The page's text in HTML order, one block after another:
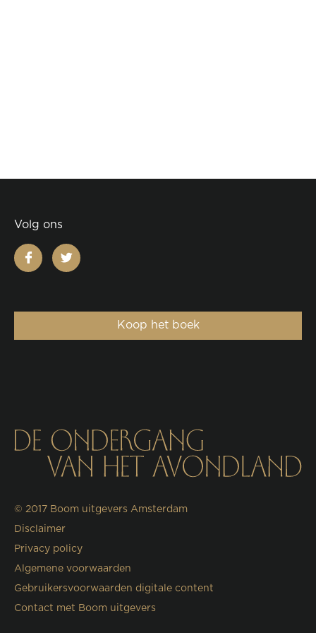
Volg ons
facebooktwitter
Koop het boek
© 2017 Boom uitgevers Amsterdam
Disclaimer
Privacy policy
Algemene voorwaarden
Gebruikersvoorwaarden digitale content
Contact met Boom uitgevers